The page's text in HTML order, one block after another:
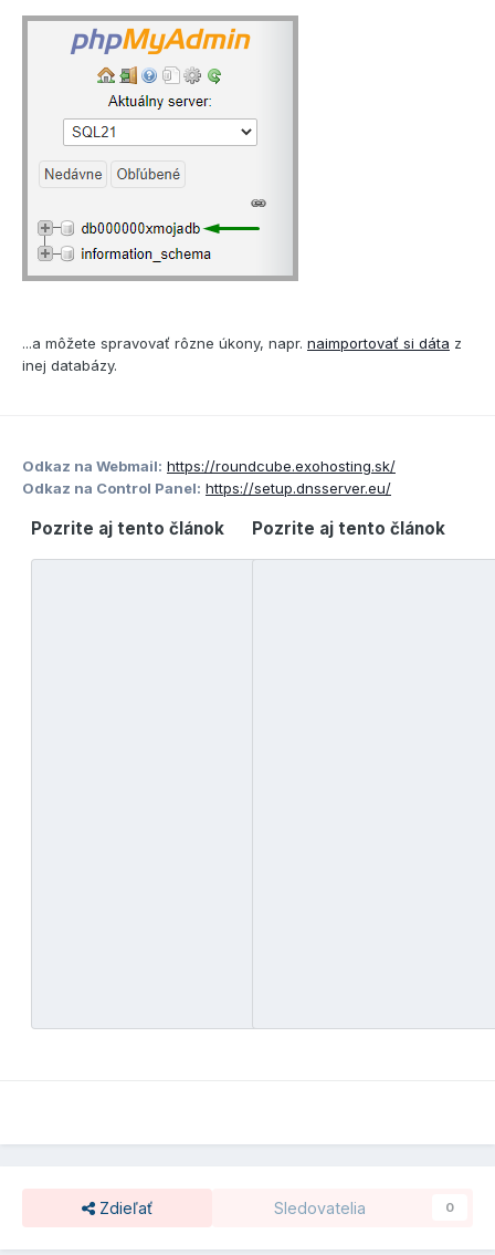
...a môžete spravovať rôzne úkony, napr. naimportovať si dáta z
inej databázy.
Odkaz na Webmail: https://roundcube.exohosting.sk/
Odkaz na Control Panel: https://setup.dnsserver.eu/
Pozrite aj tento článok Pozrite aj tento článok
Zdieľať Sledovatelia 0